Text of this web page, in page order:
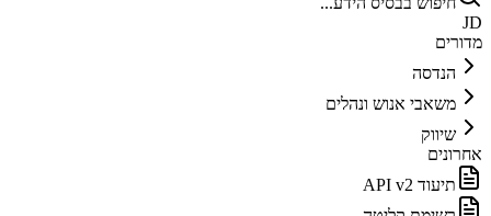
JD
מדורים
הנדסה
משאבי אנוש ונהלים
שיווק
אחרונים
תיעוד API v2